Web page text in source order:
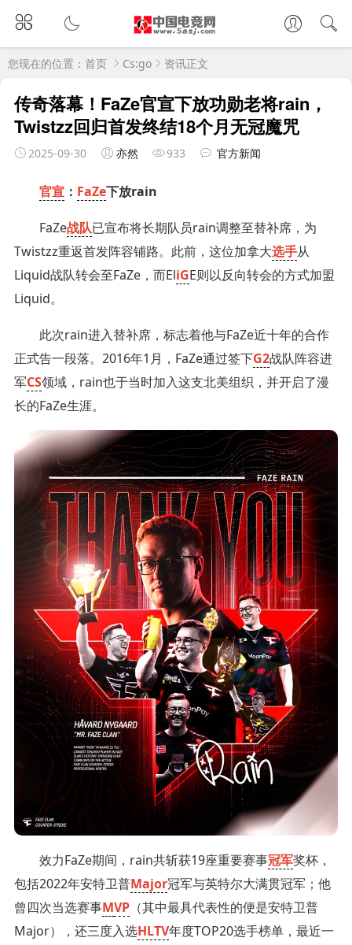
您现在的位置： 首页 Cs:go 资讯正文
传奇落幕！FaZe官宣下放功勋老将rain，
Twistzz回归首发终结18个月无冠魔咒
2025-09-30 亦然 933 官方新闻
官宣： FaZe下放rain
FaZe战队已宣布将长期队员rain调整至替补席，为
Twistzz重返首发阵容铺路。此前，这位加拿大选手从
Liquid战队转会至FaZe，而EliGE则以反向转会的方式加盟
Liquid。
此次rain进入替补席，标志着他与FaZe近十年的合作
正式告一段落。2016年1月，FaZe通过签下G2战队阵容进
军CS领域，rain也于当时加入这支北美组织，并开启了漫
长的FaZe生涯。
效力FaZe期间，rain共斩获19座重要赛事冠军奖杯，
包括2022年安特卫普Major冠军与英特尔大满贯冠军；他
曾四次当选赛事MVP（其中最具代表性的便是安特卫普
Major），还三度入选HLTV年度TOP20选手榜单，最近一